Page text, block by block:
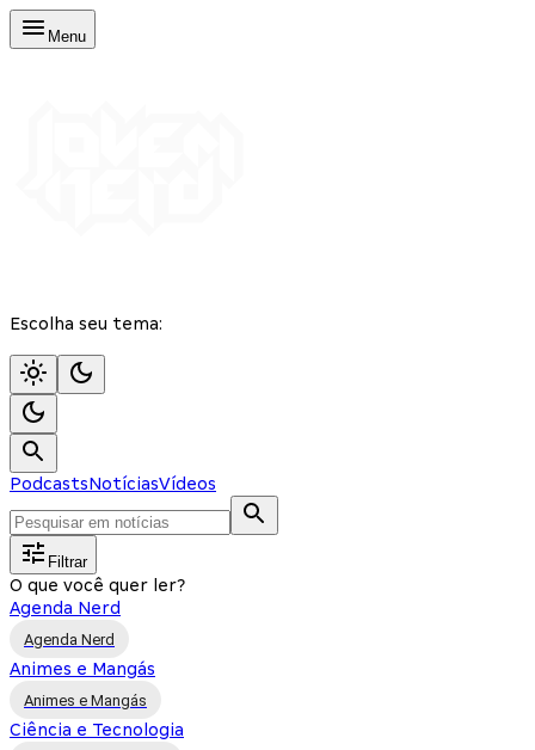
Menu
Escolha seu tema:
PodcastsNotíciasVídeos
Filtrar
O que você quer ler?
Agenda Nerd
Agenda Nerd
Animes e Mangás
Animes e Mangás
Ciência e Tecnologia